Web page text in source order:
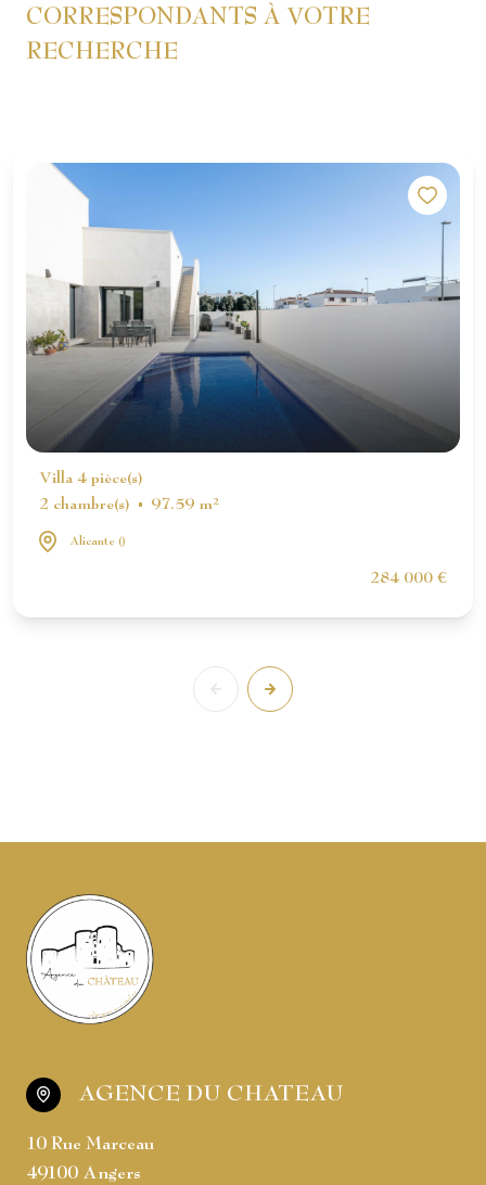
CORRESPONDANTS À VOTRE
RECHERCHE
Villa 4 pièce(s)
2 chambre(s)
97.59 m²
Alicante ()
284 000 €
AGENCE DU CHATEAU
10 Rue Marceau
49100 Angers